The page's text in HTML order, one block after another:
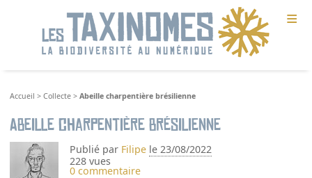
≡
Accueil >Collecte >Abeille charpentière brésilienne
Abeille charpentière brésilienne
Publié par Filipe le 23/08/2022
228 vues
0 commentaire